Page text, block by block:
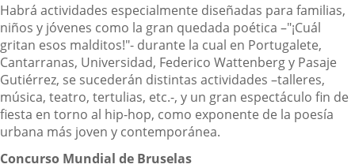
Habrá actividades especialmente diseñadas para familias,
niños y jóvenes como la gran quedada poética –"¡Cuál
gritan esos malditos!"- durante la cual en Portugalete,
Cantarranas, Universidad, Federico Wattenberg y Pasaje
Gutiérrez, se sucederán distintas actividades –talleres,
música, teatro, tertulias, etc.-, y un gran espectáculo fin de
fiesta en torno al hip-hop, como exponente de la poesía
urbana más joven y contemporánea.
Concurso Mundial de Bruselas